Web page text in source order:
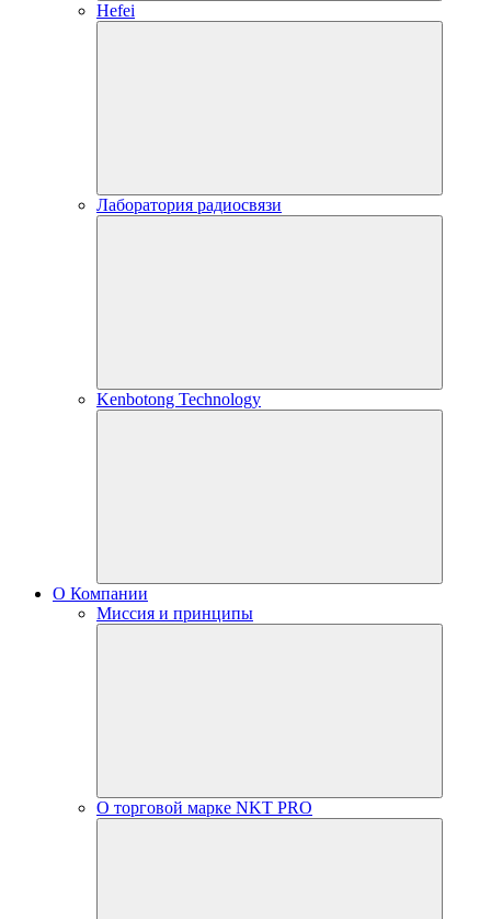
Hefei
Лаборатория радиосвязи
Kenbotong Technology
О Компании
Миссия и принципы
О торговой марке NKT PRO